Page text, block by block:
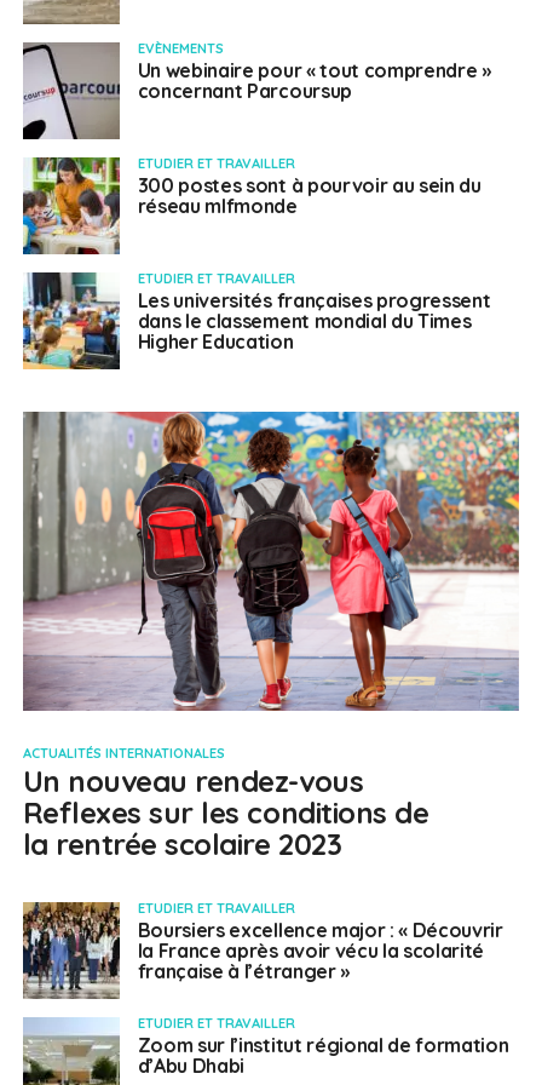
EVÈNEMENTS
Un webinaire pour « tout comprendre »
concernant Parcoursup
ETUDIER ET TRAVAILLER
300 postes sont à pourvoir au sein du
réseau mlfmonde
ETUDIER ET TRAVAILLER
Les universités françaises progressent
dans le classement mondial du Times
Higher Education
ACTUALITÉS INTERNATIONALES
Un nouveau rendez-vous
Reflexes sur les conditions de
la rentrée scolaire 2023
ETUDIER ET TRAVAILLER
Boursiers excellence major : « Découvrir
la France après avoir vécu la scolarité
française à l’étranger »
ETUDIER ET TRAVAILLER
Zoom sur l’institut régional de formation
d’Abu Dhabi